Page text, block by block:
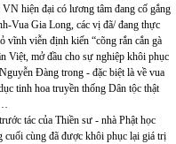
hiện đại có lương tâm đang cố gắng
Vua Gia Long, các vị đã/ đang thực
vĩnh viễn định kiến “cõng rắn cắn gà
Việt, mở đầu cho sự nghiệp khôi phục
Đàng trong - đặc biệt là về vua
tinh hoa truyền thống Dân tộc thật
tác của Thiền sư - nhà Phật học
cùng đã được khôi phục lại giá trị